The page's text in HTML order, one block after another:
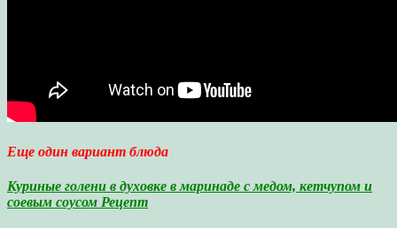
Еще один вариант блюда
Куриные голени в духовке в маринаде с медом, кетчупом и
соевым соусом Рецепт